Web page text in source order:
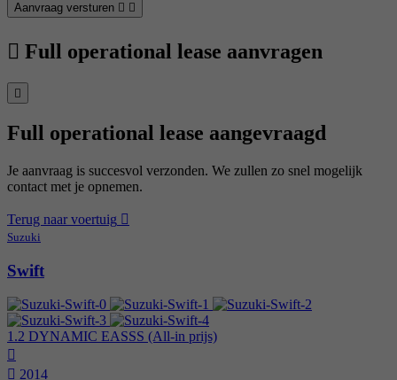
Aanvraag versturen
Full operational lease aanvragen
Full operational lease aangevraagd
Je aanvraag is succesvol verzonden. We zullen zo snel mogelijk
contact met je opnemen.
Terug naar voertuig
Suzuki
Swift
1.2 DYNAMIC EASSS (All-in prijs)
2014